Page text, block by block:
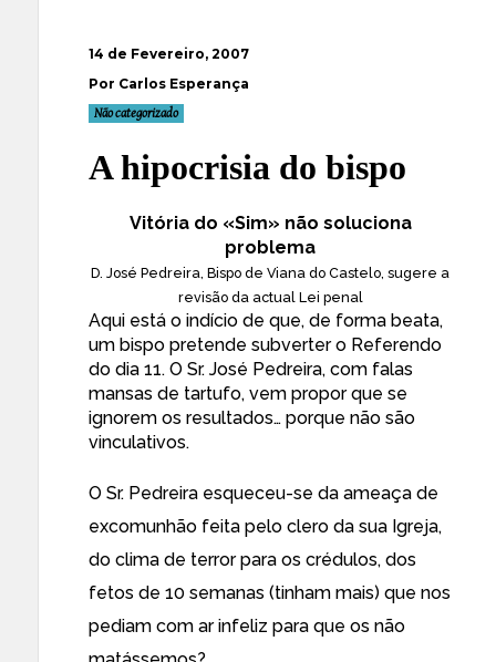
14 de Fevereiro, 2007
Por Carlos Esperança
Não categorizado
A hipocrisia do bispo
Vitória do «Sim» não soluciona
problema
D. José Pedreira, Bispo de Viana do Castelo, sugere a
revisão da actual Lei penal
Aqui está o indício de que, de forma beata,
um bispo pretende subverter o Referendo
do dia 11. O Sr. José Pedreira, com falas
mansas de tartufo, vem propor que se
ignorem os resultados… porque não são
vinculativos.
O Sr. Pedreira esqueceu-se da ameaça de
excomunhão feita pelo clero da sua Igreja,
do clima de terror para os crédulos, dos
fetos de 10 semanas (tinham mais) que nos
pediam com ar infeliz para que os não